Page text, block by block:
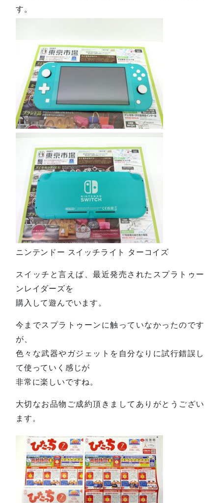
す。
ニンテンドー スイッチライト ターコイズ
スイッチと言えば、最近発売されたスプラトゥー
ンレイダーズを
購入して遊んでいます。
今までスプラトゥーンに触っていなかったのです
が、
色々な武器やガジェットを自分なりに試行錯誤し
て使っていく感じが
非常に楽しいですね。
大切なお品物ご成約頂きましてありがとうござい
ます。